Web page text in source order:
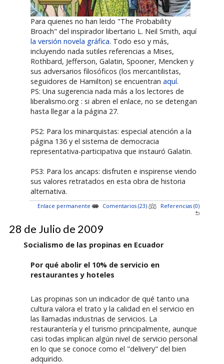
Para quienes no han leido "The Probability
Broach" del inspirador libertario L. Neil Smith, aquí
la versión novela gráfica. Todo eso y más,
incluyendo nada sutiles referencias a Mises,
Rothbard, Jefferson, Galatin, Spooner, Mencken y
sus adversarios filosóficos (los mercantilistas,
seguidores de Hamilton) se encuentranaquí.
PS: Una sugerencia nada más a los lectores de
liberalismo.org : si abren el enlace, no se detengan
hasta llegar a la página 27.
PS2: Para los minarquistas: especial atención a la
página 136 y el sistema de democracia
representativa-participativa que instauró Galatin.
PS3: Para los ancaps: disfruten e inspirense viendo
sus valores retratados en esta obra de historia
alternativa.
Enlace permanente Comentarios (23) Referencias (0)
28 de Julio de 2009
Socialismo de las propinas en Ecuador
Por qué abolir el 10% de servicio en
restaurantes y hoteles
Las propinas son un indicador de qué tanto una
cultura valora el trato y la calidad en el servicio en
las llamadas industrias de servicios. La
restaurantería y el turismo principalmente, aunque
casi todas implican algún nivel de servicio personal
en lo que se conoce como el "delivery" del bien
adquirido.